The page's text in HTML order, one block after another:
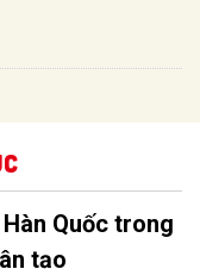
Quốc trong
tạo